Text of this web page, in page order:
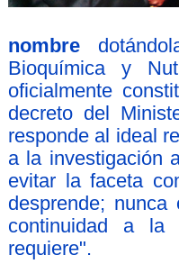
nombre
Bioquímica y
oficialmente
decreto del
responde al ideal
a la investigación
evitar la faceta
desprende;
continuidad a la
requiere".